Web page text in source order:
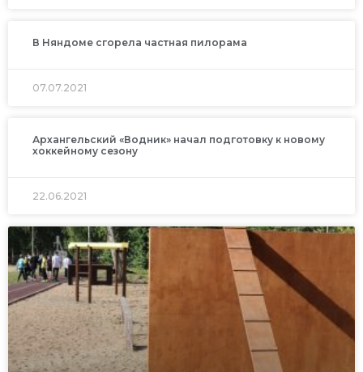
В Няндоме сгорела частная пилорама
07.07.2021
Архангельский «Водник» начал подготовку к новому
хоккейному сезону
22.06.2021